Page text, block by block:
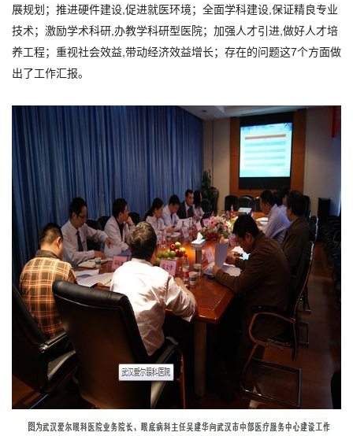
展规划；推进硬件建设,促进就医环境；全面学科建设,保证精良专业
技术；激励学术科研,办教学科研型医院；加强人才引进,做好人才培
养工程；重视社会效益,带动经济效益增长；存在的问题这7个方面做
出了工作汇报。